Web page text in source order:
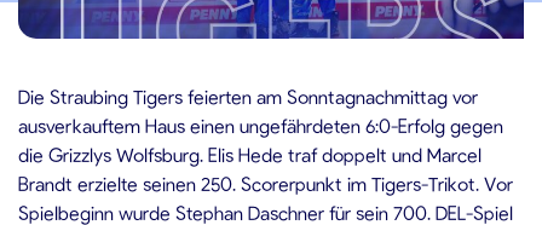
Die Straubing Tigers feierten am Sonntagnachmittag vor
ausverkauftem Haus einen ungefährdeten 6:0-Erfolg gegen
die Grizzlys Wolfsburg. Elis Hede traf doppelt und Marcel
Brandt erzielte seinen 250. Scorerpunkt im Tigers-Trikot. Vor
Spielbeginn wurde Stephan Daschner für sein 700. DEL-Spiel